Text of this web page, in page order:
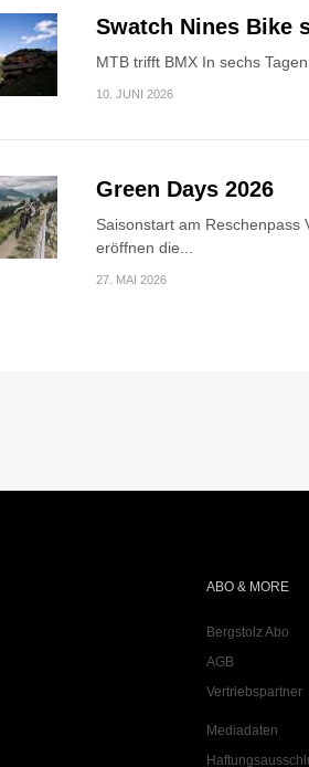
Swatch Nines Bike
MTB trifft BMX In sechs
10. JUNI 2026
Green Days 2026
Saisonstart am Reschenpass
eröffnen die...
27. MAI 2026
ABO & MORE
Bergstolz Abo
AGB
Vertriebspartner
Mediadaten